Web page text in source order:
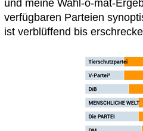
und meine Wahl-o-mat-
verfügbaren Parteien
ist verblüffend bis